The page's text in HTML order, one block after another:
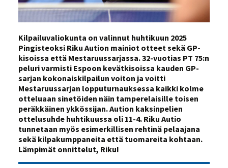
Kilpailuvaliokunta on valinnut huhtikuun 2025
Pingisteoksi Riku Aution mainiot otteet sekä GP-
kisoissa että Mestaruussarjassa. 32-vuotias PT 75:n
peluri varmisti Espoon kevätkisoissa kauden GP-
sarjan kokonaiskilpailun voiton ja voitti
Mestaruussarjan lopputurnauksessa kaikki kolme
otteluaan sinetöiden näin tamperelaisille toisen
peräkkäinen ykkössijan. Aution kaksinpelien
ottelusuhde huhtikuussa oli 11-4. Riku Autio
tunnetaan myös esimerkillisen rehtinä pelaajana
sekä kilpakumppaneita että tuomareita kohtaan.
Lämpimät onnittelut, Riku!